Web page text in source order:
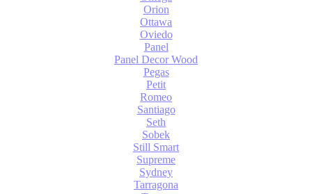
Orion
Ottawa
Oviedo
Panel
Panel Decor Wood
Pegas
Petit
Romeo
Santiago
Seth
Sobek
Still Smart
Supreme
Sydney
Tarragona